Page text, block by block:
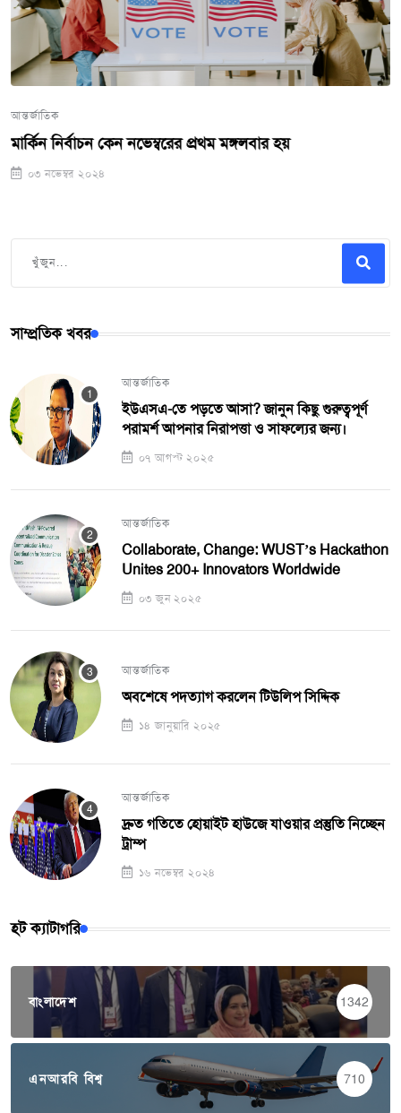
আন্তর্জাতিক
মার্কিন নির্বাচন কেন নভেম্বরের প্রথম মঙ্গলবার হয়
০৩ নভেম্বর ২০২৪
সাম্প্রতিক খবর
আন্তর্জাতিক
ইউএসএ-তে পড়তে আসা? জানুন কিছু গুরুত্বপূর্ণ
পরামর্শ আপনার নিরাপত্তা ও সাফল্যের জন্য।
০৭ আগস্ট ২০২৫
আন্তর্জাতিক
Collaborate, Change: WUST’s Hackathon
Unites 200+ Innovators Worldwide
০৩ জুন ২০২৫
আন্তর্জাতিক
অবশেষে পদত্যাগ করলেন টিউলিপ সিদ্দিক
১৪ জানুয়ারি ২০২৫
আন্তর্জাতিক
দ্রুত গতিতে হোয়াইট হাউজে যাওয়ার প্রস্তুতি নিচ্ছেন
ট্রাম্প
১৬ নভেম্বর ২০২৪
হট ক্যাটাগরি
বাংলাদেশ 1342
এনআরবি বিশ্ব 710